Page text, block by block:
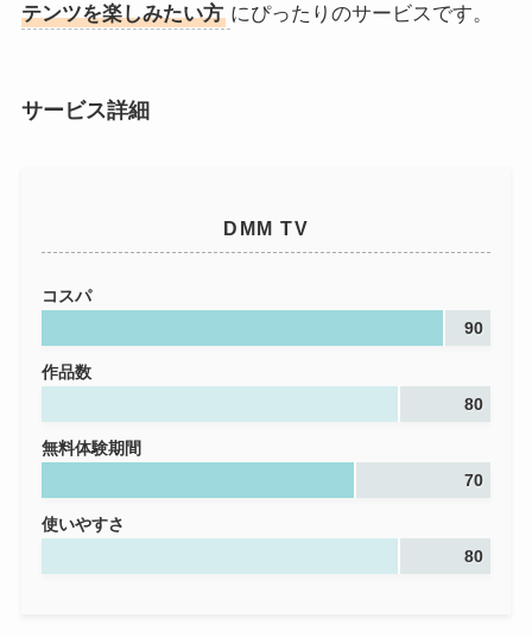
テンツを楽しみたい方 にぴったりのサービスです。
サービス詳細
DMM TV
コスパ
90
作品数
80
無料体験期間
70
使いやすさ
80